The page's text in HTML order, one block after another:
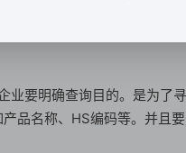
提供了深度的数据分析
看某类产品在过去几年中
业要明确查询目的。是为了
品名称、HS编码等。并且